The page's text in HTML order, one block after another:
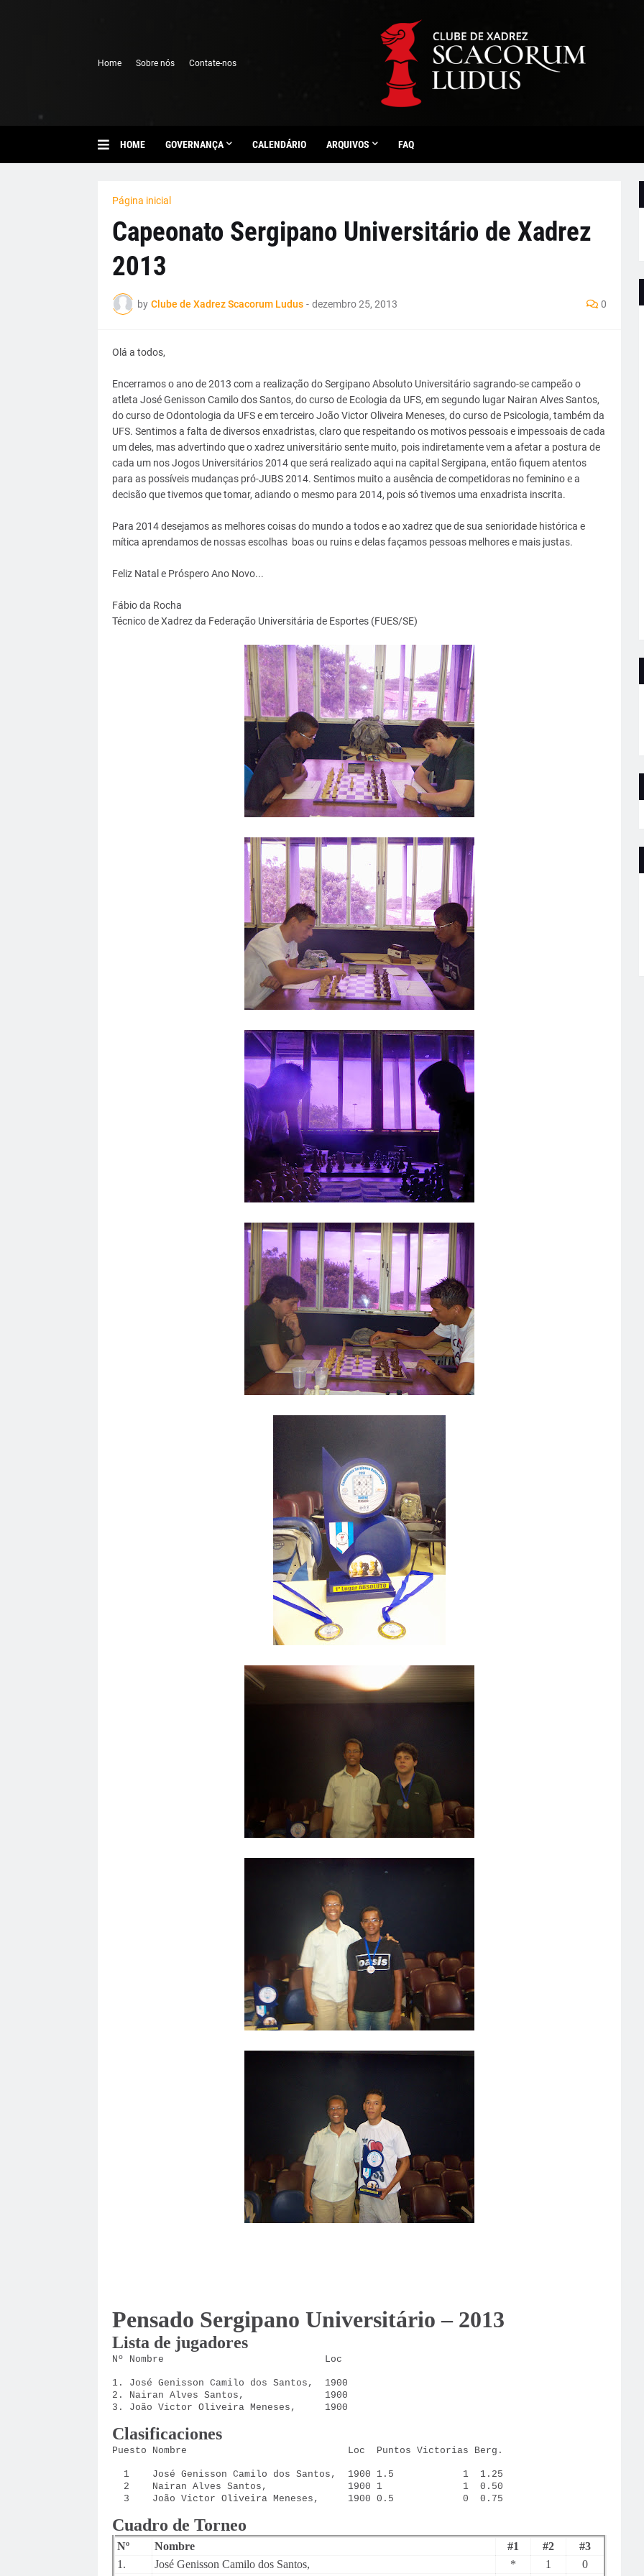
Home Sobre nós Contate-nos
HOME GOVERNANÇA CALENDÁRIO ARQUIVOS FAQ
Página inicial
Capeonato Sergipano Universitário de Xadrez
2013
by Clube de Xadrez Scacorum Ludus - dezembro 25, 2013 0
Olá a todos,
Encerramos o ano de 2013 com a realização do Sergipano Absoluto Universitário sagrando-se campeão o
atleta José Genisson Camilo dos Santos, do curso de Ecologia da UFS, em segundo lugar Nairan Alves Santos,
do curso de Odontologia da UFS e em terceiro João Victor Oliveira Meneses, do curso de Psicologia, também da
UFS. Sentimos a falta de diversos enxadristas, claro que respeitando os motivos pessoais e impessoais de cada
um deles, mas advertindo que o xadrez universitário sente muito, pois indiretamente vem a afetar a postura de
cada um nos Jogos Universitários 2014 que será realizado aqui na capital Sergipana, então fiquem atentos
para as possíveis mudanças pró-JUBS 2014. Sentimos muito a ausência de competidoras no feminino e a
decisão que tivemos que tomar, adiando o mesmo para 2014, pois só tivemos uma enxadrista inscrita.
Para 2014 desejamos as melhores coisas do mundo a todos e ao xadrez que de sua senioridade histórica e
mítica aprendamos de nossas escolhas boas ou ruins e delas façamos pessoas melhores e mais justas.
Feliz Natal e Próspero Ano Novo...
Fábio da Rocha
Técnico de Xadrez da Federação Universitária de Esportes (FUES/SE)
Pensado Sergipano Universitário – 2013
Lista de jugadores
Nº Nombre Loc
1. José Genisson Camilo dos Santos,
1900
2. Nairan Alves Santos,
1900
3. João Victor Oliveira Meneses,
1900
Clasificaciones
Puesto Nombre Loc Puntos Victorias Berg.
1 José Genisson Camilo dos Santos, 1900 1.5 1
1.25
2
Nairan Alves Santos, 1900 1 1
0.50
3
João Victor Oliveira Meneses, 1900 0.5 0 0.75
Cuadro de Torneo
Nº Nombre #1 #2
#3
1.
José Genisson Camilo dos Santos, * 1 0